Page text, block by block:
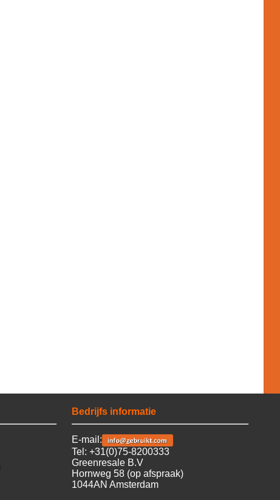
Bedrijfs informatie
E-mail:
Tel: +31(0)75-8200333
Greenresale B.V
Hornweg 58 (op afspraak)
1044AN Amsterdam